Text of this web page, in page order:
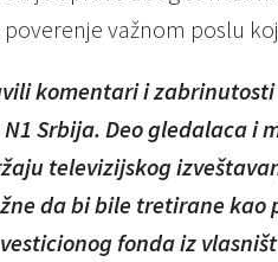
važnom poslu
komentari i
Srbija. Deo gledalaca i
televizijskog
da bi bile tretirane kao
fonda iz